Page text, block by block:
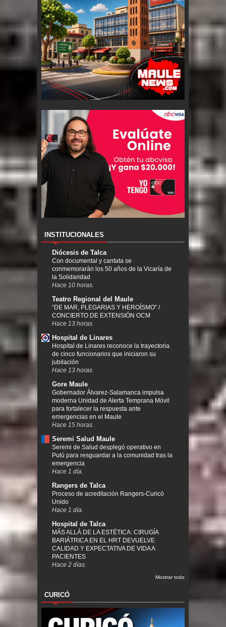
INSTITUCIONALES
Diócesis de Talca
Con documental y cantata se
conmemorarán los 50 años de la Vicaría de
la Solidaridad
Hace 10 horas.
Teatro Regional del Maule
“DE MAR, PLEGARIAS Y HEROÍSMO” /
CONCIERTO DE EXTENSIÓN OCM
Hace 13 horas.
Hospital de Linares
Hospital de Linares reconoce la trayectoria
de cinco funcionarios que iniciaron su
jubilación
Hace 13 horas.
Gore Maule
Gobernador Álvarez-Salamanca impulsa
moderna Unidad de Alerta Temprana Móvil
para fortalecer la respuesta ante
emergencias en el Maule
Hace 15 horas.
Seremi Salud Maule
Seremi de Salud desplegó operativo en
Putú para resguardar a la comunidad tras la
emergencia
Hace 1 día.
Rangers de Talca
Proceso de acreditación Rangers-Curicó
Unido
Hace 1 día.
Hospital de Talca
MÁS ALLÁ DE LA ESTÉTICA: CIRUGÍA
BARIÁTRICA EN EL HRT DEVUELVE
CALIDAD Y EXPECTATIVA DE VIDA A
PACIENTES
Hace 2 días.
Mostrar todo
CURICÓ